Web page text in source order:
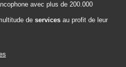
avec plus de 200.000
de services au profit de leur